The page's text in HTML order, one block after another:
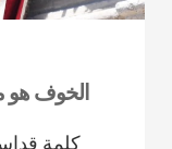
الخوف هو